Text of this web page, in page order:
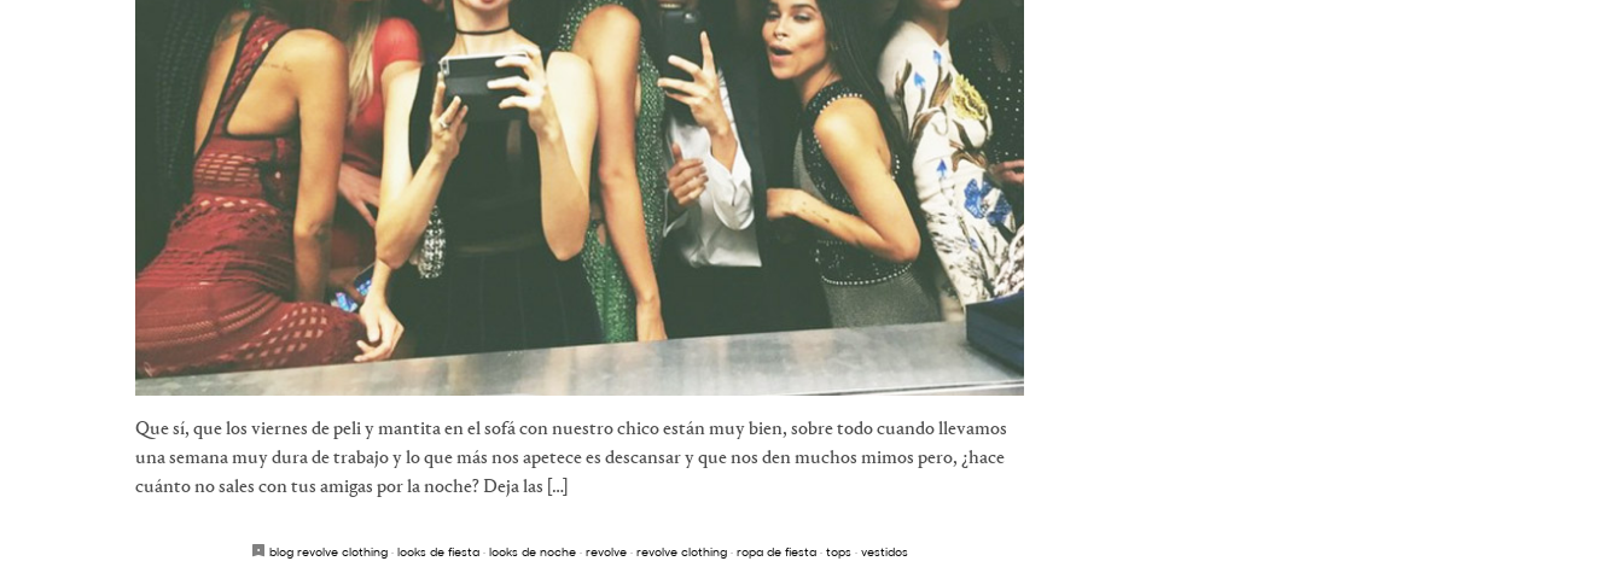
Que sí, que los viernes de peli y mantita en el sofá con nuestro chico están muy bien, sobre todo cuando llevamos
una semana muy dura de trabajo y lo que más nos apetece es descansar y que nos den muchos mimos pero, ¿hace
cuánto no sales con tus amigas por la noche? Deja las […]
blog revolve clothing · looks de fiesta · looks de noche · revolve · revolve clothing · ropa de fiesta · tops · vestidos